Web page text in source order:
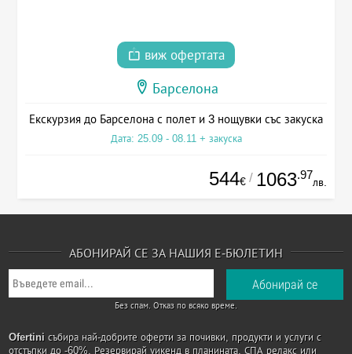
виж офертата
Барселона
Екскурзия до Барселона с полет и 3 нощувки със закуска
Дата: 25.09 - 08.11 + закуска
544€ / 1063.97
лв.
АБОНИРАЙ СЕ ЗА НАШИЯ Е-БЮЛЕТИН
Без спам. Отказ по всяко време.
Ofertini събира най-добрите оферти за почивки, продукти и услуги с
отстъпки до -60%. Резервирай уикенд в планината, СПА релакс или